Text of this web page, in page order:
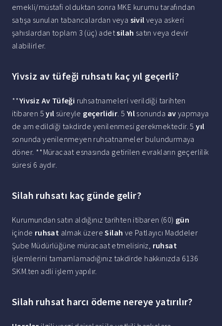
emekli/müstafi olduktan sonra MKE kurumu tarafından
satışa sunulan tabancalardan veya sivil veya askeri
şahıslardan toplam 3 (üç) adetsilah satın veya devir
alabilirler.
Yivsiz av tüfeği ruhsatı kaç yıl geçerli?
**Yivsiz Av Tüfeği ruhsatnameleri verildiği tarihten
itibaren 5yıl süreyle geçerlidir. 5 Yıl sonunda av yapmaya
de am edildiği takdirde yenilenmesi gerekmektedir. 5yıl
sonunda yenilenmeyen ruhsatnameler bulundurmaya
döner. **Müracaat esnasında getirilen evrakların geçerlilik
süresi 6 aydır.
Silah ruhsatı kaç günde gelir?
Kurumundan satın aldığınız tarihten itibaren (60) gün
içinde ruhsat almak üzereSilah ve Patlayıcı Maddeler
Şube Müdürlüğüne müracaat etmelisiniz, ruhsat
işlemlerini tamamlamadığınız takdirde hakkınızda 6136
SKM.ten adli işlem yapılır.
Silah ruhsat harcı ödeme nereye yatırılır?